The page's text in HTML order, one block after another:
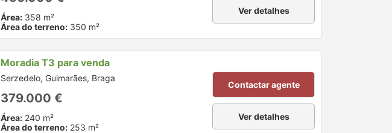
Área: 358 m²
Área do terreno: 350 m²
Ver detalhes
Moradia T3 para venda
Serzedelo, Guimarães, Braga
379.000 €
Área: 240 m²
Área do terreno: 253 m²
Contactar agente
Ver detalhes